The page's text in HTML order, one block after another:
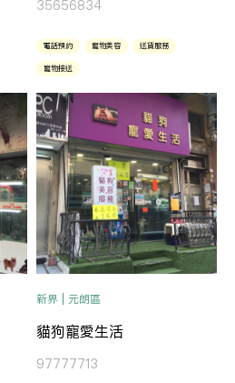
35656834
電話預約 寵物美容 送貨服務
寵物接送
新界 | 元朗區
貓狗寵愛生活
97777713